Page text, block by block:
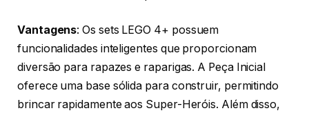
Vantagens: Os sets LEGO 4+ possuem
funcionalidades inteligentes que proporcionam
diversão para rapazes e raparigas. A Peça Inicial
oferece uma base sólida para construir, permitindo
brincar rapidamente aos Super-Heróis. Além disso,